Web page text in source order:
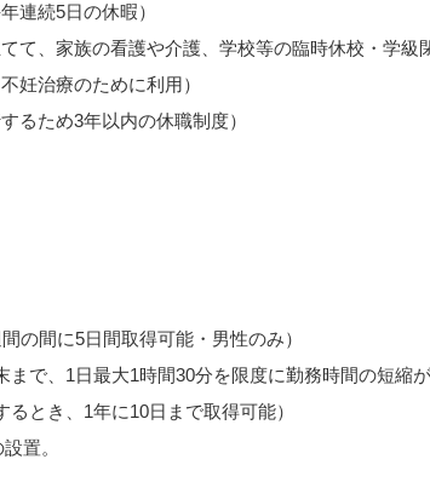
続5日の休暇）
、家族の看護や介護、学校等の臨時休校・学級
のために利用）
ため3年以内の休職制度）
間に5日間取得可能・男性のみ）
、1日最大1時間30分を限度に勤務時間の短縮が
とき、1年に10日まで取得可能）
置。